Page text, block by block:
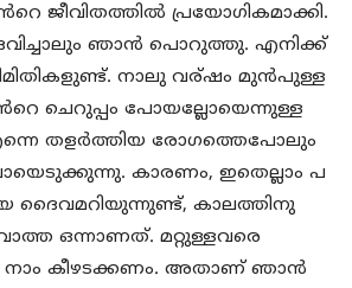
ജീവിതത്തിൽ പ്രയോഗികമാക്കി.
ഞാൻ പൊറുത്തു. എനിക്ക്
നാലു വര്ഷം മുൻപുള്ള
ചെറുപ്പം പോയല്ലോയെന്നുള്ള
തളർത്തിയ രോഗത്തെപോലും
കാരണം, ഇതെല്ലാം പ
ദൈവമറിയുന്നുണ്ട്, കാലത്തിനു
ഒന്നാണത്. മറ്റുള്ളവരെ
കീഴടക്കണം. അതാണ് ഞാൻ